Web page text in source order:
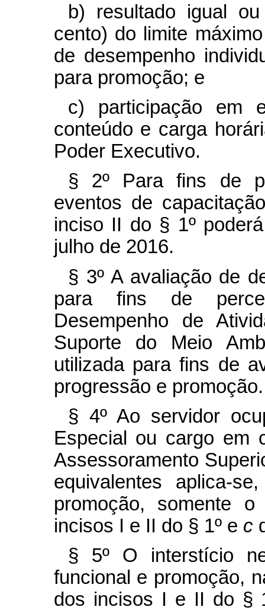
b) resultado igual
cento) do limite
de desempenho
para promoção; e
c) participação em
conteúdo e carga
Poder Executivo.
§ 2º Para fins de
eventos de
inciso II do § 1º
julho de 2016.
§ 3º A avaliação de
para fins de
Desempenho de
Suporte do Meio
utilizada para fins de
progressão e promoção.
§ 4º Ao servidor
Especial ou cargo em
Assessoramento
equivalentes aplica-
promoção, somente
incisos I e II do § 1º e c
§ 5º O interstício
funcional e promoção,
dos incisos I e II do §